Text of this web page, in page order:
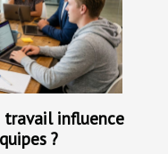
influence
?